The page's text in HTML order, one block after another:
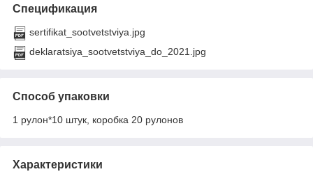
Спецификация
sertifikat_sootvetstviya.jpg
deklaratsiya_sootvetstviya_do_2021.jpg
Способ упаковки
1 рулон*10 штук, коробка 20 рулонов
Характеристики